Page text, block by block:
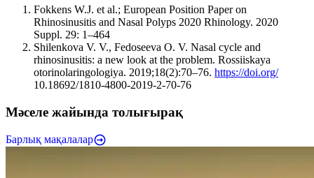
Fokkens W.J. et al.; European Position Paper on
Rhinosinusitis and Nasal Polyps 2020 Rhinology. 2020
Suppl. 29: 1–464
Shilenkova V. V., Fedoseeva O. V. Nasal cycle and
rhinosinusitis: a new look at the problem. Rossiiskaya
otorinolaringologiya. 2019;18(2):70–76. https://doi.org/
10.18692/1810-4800-2019-2-70-76
Мәселе жайында толығырақ
Барлық мақалалар